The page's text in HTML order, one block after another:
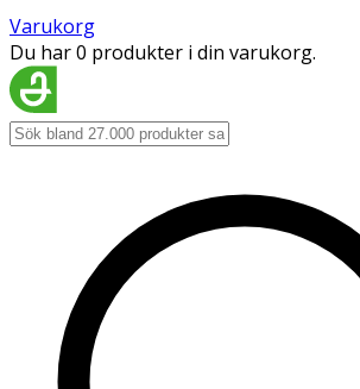
Varukorg
Du har 0 produkter i din varukorg.